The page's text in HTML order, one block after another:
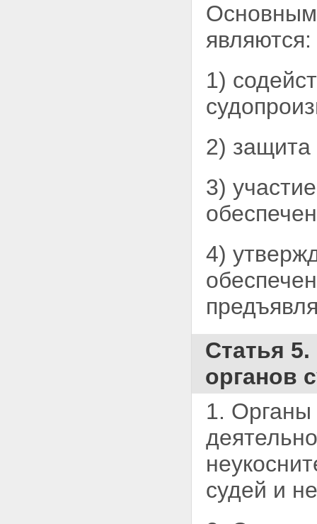
являются:
1)
2) защита
3)
4)
Статья
органов
1. Органы
судей и